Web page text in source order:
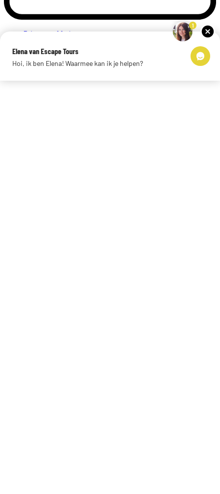
Privacyverklaring
Links
© 2026 Escape Tours
1
Elena van Escape Tours
Hoi, ik ben Elena! Waarmee kan ik je helpen?